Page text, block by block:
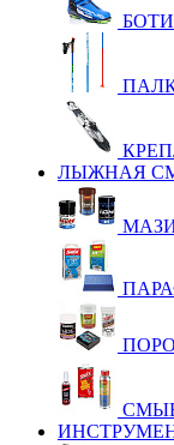
ЛЫЖНАЯ